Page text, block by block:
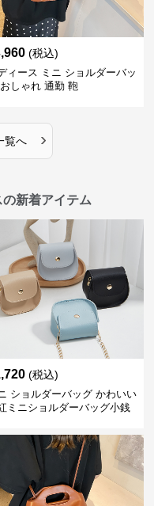
(税込)
ィース ミニ ショルダーバッ
しゃれ 通勤 鞄
覧へ ›
新着アイテム
(税込)
ショルダーバッグ かわいい
ミニショルダーバッグ小銭